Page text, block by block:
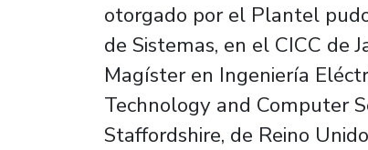
otorgado por el Plantel
de Sistemas, en el CICC de
Magíster en Ingeniería
Technology and Computer
Staffordshire, de Reino